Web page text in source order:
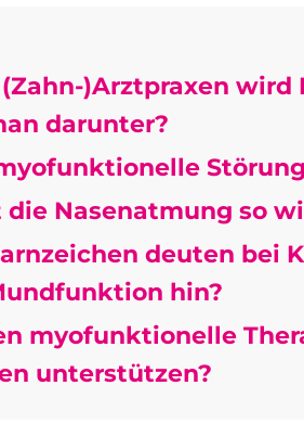
)Arztpraxen
darunter?
die Nasenatmung so
deuten bei
hin?
myofunktionelle
unterstützen?